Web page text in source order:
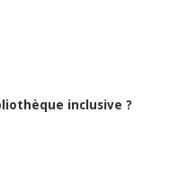
inclusive ?